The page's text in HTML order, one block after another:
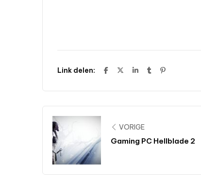
Link delen:
VORIGE
Gaming PC Hellblade 2